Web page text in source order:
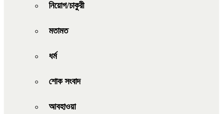
নিয়োগ/চাকুরী
মতামত
ধর্ম
শোক সংবাদ
আবহাওয়া